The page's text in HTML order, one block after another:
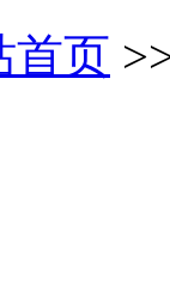
首页